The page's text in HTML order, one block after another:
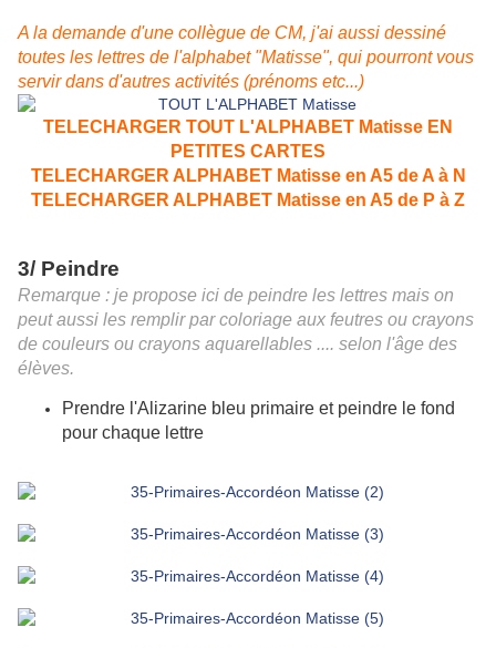
A la demande d'une collègue de CM, j'ai aussi dessiné
toutes les lettres de l'alphabet "Matisse", qui pourront vous
servir dans d'autres activités (prénoms etc...)
TELECHARGER TOUT L'ALPHABET Matisse EN
PETITES CARTES
TELECHARGER ALPHABET Matisse en A5 de A à N
TELECHARGER ALPHABET Matisse en A5 de P à Z
3/ Peindre
Remarque : je propose ici de peindre les lettres mais on
peut aussi les remplir par coloriage aux feutres ou crayons
de couleurs ou crayons aquarellables .... selon l'âge des
élèves.
Prendre l'Alizarine bleu primaire et peindre le fond
pour chaque lettre